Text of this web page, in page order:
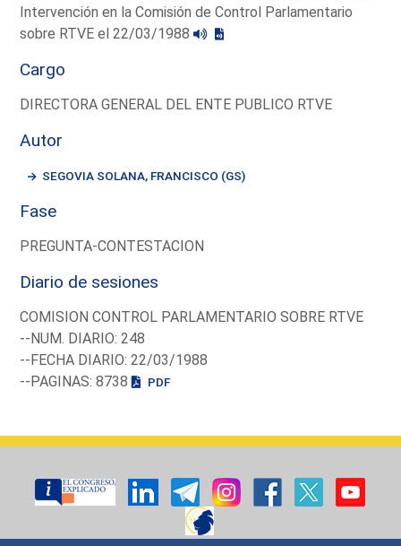
Intervención en la Comisión de Control Parlamentario
sobre RTVE el 22/03/1988
Cargo
DIRECTORA GENERAL DEL ENTE PUBLICO RTVE
Autor
SEGOVIA SOLANA, FRANCISCO (GS)
Fase
PREGUNTA-CONTESTACION
Diario de sesiones
COMISION CONTROL PARLAMENTARIO SOBRE RTVE
--NUM. DIARIO: 248
--FECHA DIARIO: 22/03/1988
--PAGINAS: 8738
PDF